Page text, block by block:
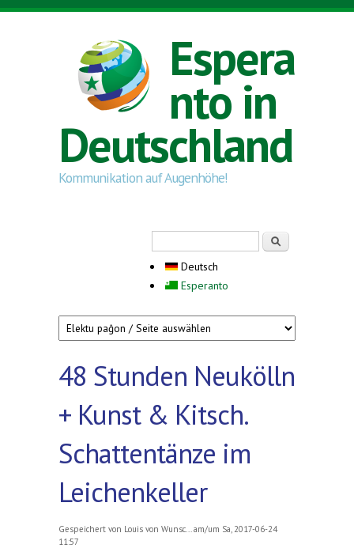
Direkt zum Inhalt
Espera
nto in
Deutschland
Kommunikation auf Augenhöhe!
Deutsch
Esperanto
48 Stunden Neukölln
+ Kunst & Kitsch.
Schattentänze im
Leichenkeller
Gespeichert von Louis von Wunsc...
am/um Sa, 2017-06-24
11:57